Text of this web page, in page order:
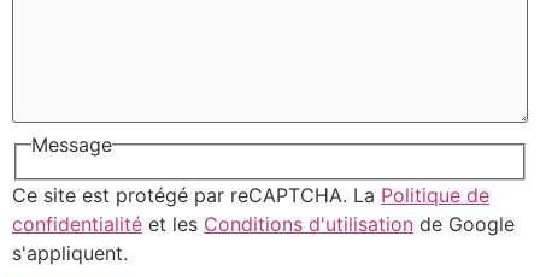
Message
Ce site est protégé par reCAPTCHA. La Politique de
confidentialité et les Conditions d'utilisation de Google
s'appliquent.